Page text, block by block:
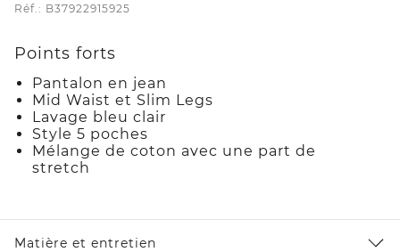
Réf.: B37922915925
Points forts
Pantalon en jean
Mid Waist et Slim Legs
Lavage bleu clair
Style 5 poches
Mélange de coton avec une part de
stretch
Matière et entretien